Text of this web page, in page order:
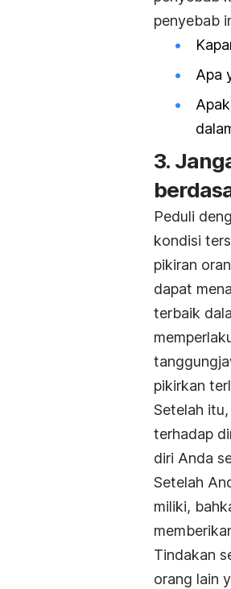
penyebab
Apa
3.
Peduli
kondisi
pikiran
dapat
terbaik
pikirkan
Setelah
terhadap
diri Anda
Setelah
miliki,
Tindakan
orang lain